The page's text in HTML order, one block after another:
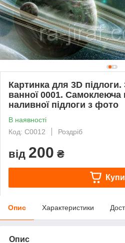
Картинка для 3D
ванної 0001. Самоклеюча
наливної підлоги з фото
В наявності
Код: С0012
Роздріб
від 200 ₴
Опис Характеристики
Опис